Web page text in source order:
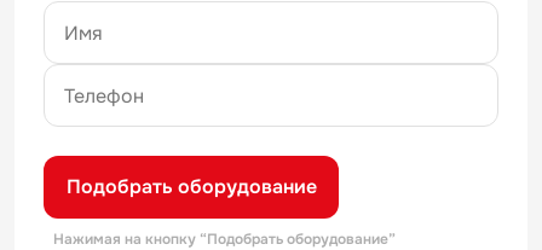
Подобрать оборудование
Нажимая на кнопку “Подобрать оборудование”